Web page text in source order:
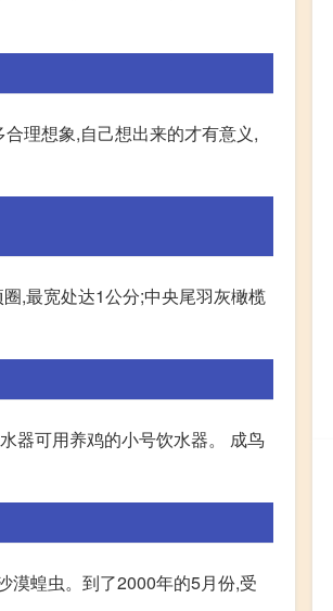
理想象,自己想出来的才有意义,
,最宽处达1公分;中央尾羽灰橄榄
器可用养鸡的小号饮水器。 成鸟
蝗虫。到了2000年的5月份,受